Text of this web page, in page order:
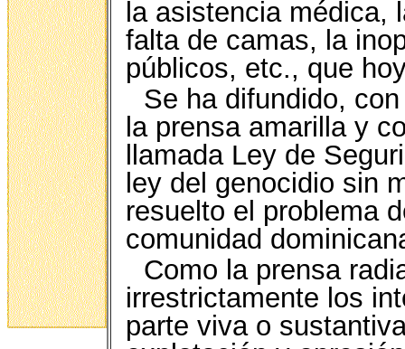
la asistencia médica,
falta de camas, la
públicos, etc., que
Se ha difundido,
la prensa amarilla y
llamada Ley de
ley del genocidio sin
resuelto el problema
comunidad
Como la prensa
irrestrictamente los
parte viva o